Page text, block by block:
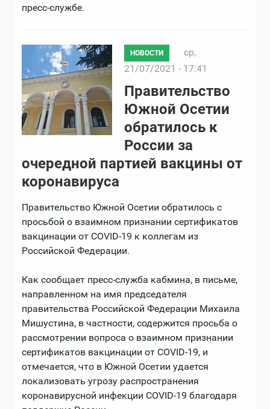
пресс-службе.
НОВОСТИ
ср,
21/07/2021 - 17:41
Правительство
Южной Осетии
обратилось к
России за
очередной партией вакцины от
коронавируса
Правительство Южной Осетии обратилось с
просьбой о взаимном признании сертификатов
вакцинации от COVID-19 к коллегам из
Российской Федерации.
Как сообщает пресс-служба кабмина, в письме,
направленном на имя председателя
правительства Российской Федерации Михаила
Мишустина, в частности, содержится просьба о
рассмотрении вопроса о взаимном признании
сертификатов вакцинации от COVID-19, и
отмечается, что в Южной Осетии удается
локализовать угрозу распространения
коронавирусной инфекции COVID-19 благодаря